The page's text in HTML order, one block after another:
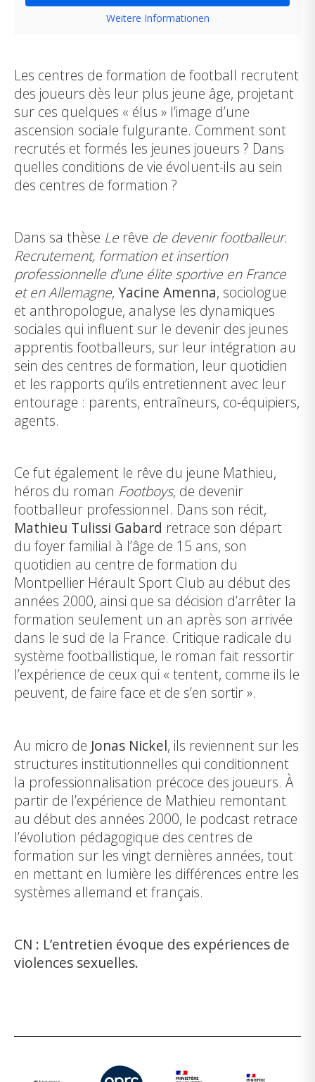
Weitere Informationen
Les centres de formation de football recrutent
des joueurs dès leur plus jeune âge, projetant
sur ces quelques « élus » l’image d’une
ascension sociale fulgurante. Comment sont
recrutés et formés les jeunes joueurs ? Dans
quelles conditions de vie évoluent-ils au sein
des centres de formation ?
Dans sa thèse Le rêve de devenir footballeur.
Recrutement, formation et insertion
professionnelle d’une élite sportive en France
et en Allemagne, Yacine Amenna, sociologue
et anthropologue, analyse les dynamiques
sociales qui influent sur le devenir des jeunes
apprentis footballeurs, sur leur intégration au
sein des centres de formation, leur quotidien
et les rapports qu’ils entretiennent avec leur
entourage : parents, entraîneurs, co-équipiers,
agents.
Ce fut également le rêve du jeune Mathieu,
héros du roman Footboys, de devenir
footballeur professionnel. Dans son récit,
Mathieu Tulissi Gabard retrace son départ
du foyer familial à l’âge de 15 ans, son
quotidien au centre de formation du
Montpellier Hérault Sport Club au début des
années 2000, ainsi que sa décision d’arrêter la
formation seulement un an après son arrivée
dans le sud de la France. Critique radicale du
système footballistique, le roman fait ressortir
l’expérience de ceux qui « tentent, comme ils le
peuvent, de faire face et de s’en sortir ».
Au micro de Jonas Nickel, ils reviennent sur les
structures institutionnelles qui conditionnent
la professionnalisation précoce des joueurs. À
partir de l’expérience de Mathieu remontant
au début des années 2000, le podcast retrace
l’évolution pédagogique des centres de
formation sur les vingt dernières années, tout
en mettant en lumière les différences entre les
systèmes allemand et français.
CN : L’entretien évoque des expériences de
violences sexuelles.